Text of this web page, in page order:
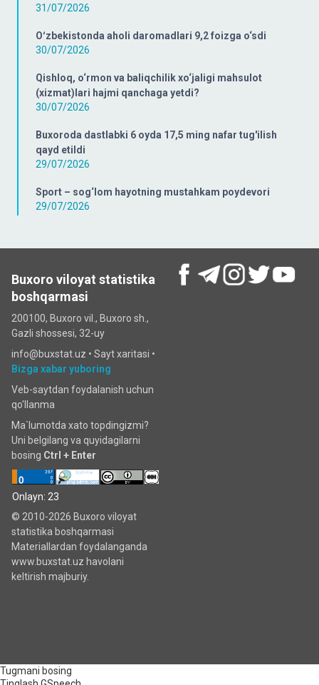
31/07/2026
Oʻzbekistonda aholi daromadlari 9,2 foizga o‘sdi
30/07/2026
Qishloq, o‘rmon va baliqchilik xo‘jaligi mahsulot
(xizmat)lari hajmi qanchaga yetdi?
30/07/2026
Buxoroda dastlabki 6 oyda 17,5 ming nafar tug'ilish
qayd etildi
29/07/2026
Sport – sog‘lom hayotning mustahkam poydevori
29/07/2026
Buxoro viloyat statistika
boshqarmasi
200100, Buxoro vil., Buxoro sh.,
Gazli shossesi, 32-uy
info@buxstat.uz • Sayt xaritasi •
Bizga xabar yuboring
Veb-saytdan foydalanish uchun
qo'llanma
Ma`lumotda xato topdingizmi?
Uni belgilang va quyidagilarni
bosing Ctrl + Enter
Onlayn: 23
© 2010-2026 Buxoro viloyat
statistika boshqarmasi
Materiallardan foydalanganda
www.buxstat.uz havolani
keltirish majburiy.
Tugmani bosing